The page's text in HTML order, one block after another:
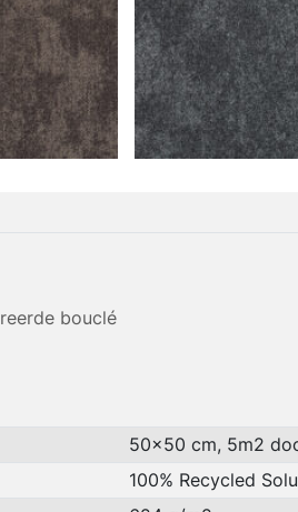
bouclé
50x50 cm, 5m2
100% Recycled